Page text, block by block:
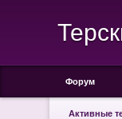
Форум
Активные